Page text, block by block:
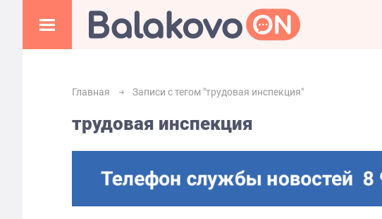
Главная Записи с тегом "трудовая инспекция"
трудовая инспекция